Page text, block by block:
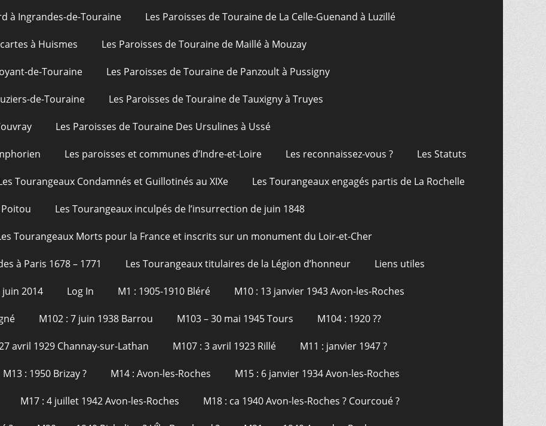
à Ingrandes-de-Touraine Les Paroisses de Touraine de La Celle-Guenand à Luzillé
à Huismes Les Paroisses de Touraine de Maillé à Mouzay
de-Touraine Les Paroisses de Touraine de Panzoult à Pussigny
de-Touraine Les Paroisses de Touraine de Tauxigny à Truyes
Les Paroisses de Touraine Des Ursulines à Ussé
Les paroisses et communes d’Indre-et-Loire Les reconnaissez-vous ? Les Statuts
Tourangeaux Condamnés et Guillotinés au XIXe Les Tourangeaux engagés partis de La Rochelle
Les Tourangeaux inculpés de l’insurrection de juin 1848
Tourangeaux Morts pour la France et inscrits sur un monument du Loir-et-Cher
à Paris 1678 – 1771 Les Tourangeaux titulaires de la Légion d’honneur Liens utiles
juin 2014 Log In M1 : 1905-1910 Bléré M10 : 13 janvier 1943 Avon-les-Roches
M102 : 7 juin 1938 Barrou M103 – 30 mai 1945 Tours M104 : 1920 ??
avril 1929 Channay-sur-Lathan M107 : 3 avril 1923 Rillé M11 : janvier 1947 ?
M13 : 1950 Brizay ? M14 : Avon-les-Roches M15 : 6 janvier 1934 Avon-les-Roches
M17 : 4 juillet 1942 Avon-les-Roches M18 : ca 1940 Avon-les-Roches ? Courcoué ?